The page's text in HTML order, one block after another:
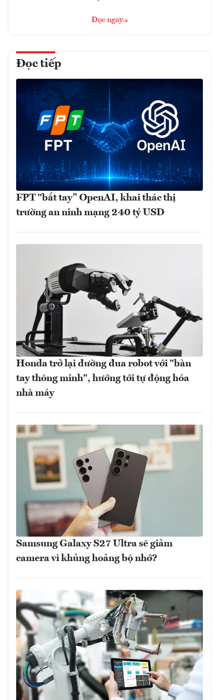
Đọc ngay
Đọc tiếp
FPT "bắt tay” OpenAI, khai thác thị
trường an ninh mạng 240 tỷ USD
Honda trở lại đường đua robot với "bàn
tay thông minh", hướng tới tự động hóa
nhà máy
Samsung Galaxy S27 Ultra sẽ giảm
camera vì khủng hoảng bộ nhớ?